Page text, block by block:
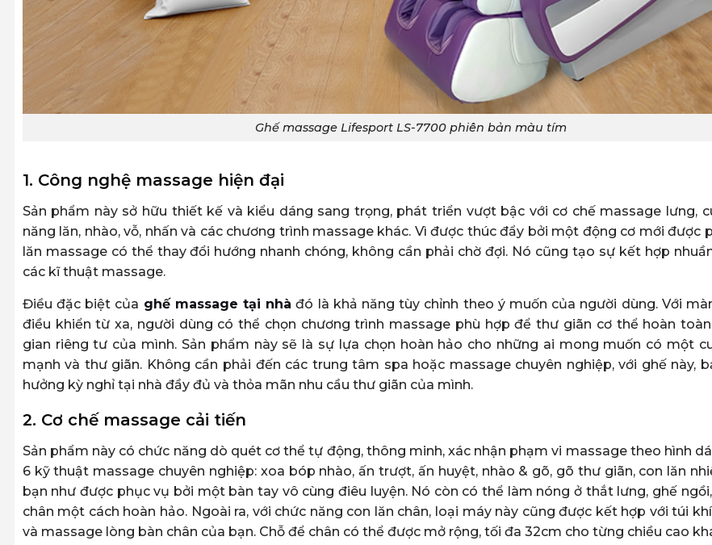
Ghế massage Lifesport LS-7700 phiên bản màu tím
1. Công nghệ massage hiện đại
Sản phẩm này sở hữu thiết kế và kiểu dáng sang trọng, phát triển vượt bậc với cơ chế massage lưng,
năng lăn, nhào, vỗ, nhấn và các chương trình massage khác. Vì được thúc đẩy bởi một động cơ mới được
lăn massage có thể thay đổi hướng nhanh chóng, không cần phải chờ đợi. Nó cũng tạo sự kết hợp
các kĩ thuật massage.
Điều đặc biệt của ghế massage tại nhà đó là khả năng tùy chỉnh theo ý muốn của người dùng. Với
điều khiển từ xa, người dùng có thể chọn chương trình massage phù hợp để thư giãn cơ thể hoàn
gian riêng tư của mình. Sản phẩm này sẽ là sự lựa chọn hoàn hảo cho những ai mong muốn có một
mạnh và thư giãn. Không cần phải đến các trung tâm spa hoặc massage chuyên nghiệp, với ghế này,
hưởng kỳ nghỉ tại nhà đầy đủ và thỏa mãn nhu cầu thư giãn của mình.
2. Cơ chế massage cải tiến
Sản phẩm này có chức năng dò quét cơ thể tự động, thông minh, xác nhận phạm vi massage theo hình
6 kỹ thuật massage chuyên nghiệp: xoa bóp nhào, ấn trượt, ấn huyệt, nhào & gõ, gõ thư giãn, con lăn
bạn như được phục vụ bởi một bàn tay vô cùng điêu luyện. Nó còn có thể làm nóng ở thắt lưng, ghế
chân một cách hoàn hảo. Ngoài ra, với chức năng con lăn chân, loại máy này cũng được kết hợp với túi
và massage lòng bàn chân của bạn. Chỗ để chân có thể được mở rộng, tối đa 32cm cho từng chiều cao